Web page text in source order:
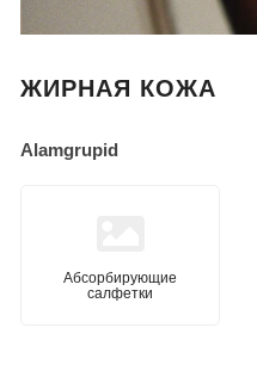
ЖИРНАЯ КОЖА
Alamgrupid
Абсорбирующие
салфетки
11,18 €